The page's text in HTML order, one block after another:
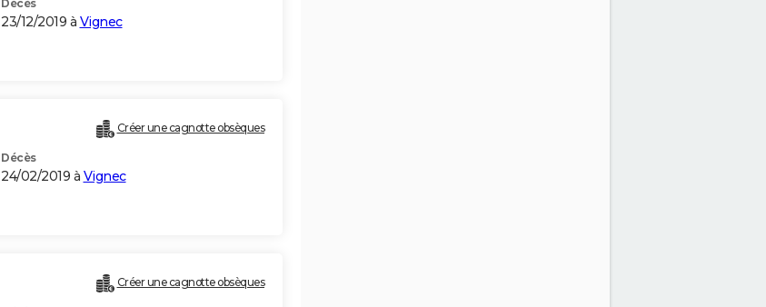
Décès
23/12/2019 à Vignec
Créer une cagnotte obsèques
Décès
24/02/2019 à Vignec
Créer une cagnotte obsèques